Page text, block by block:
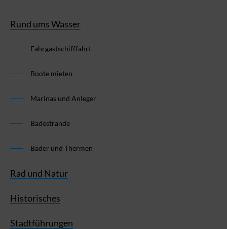
Rund ums Wasser
Fahrgastschifffahrt
Boote mieten
Marinas und Anleger
Badestrände
Bäder und Thermen
Rad und Natur
Historisches
Stadtführungen